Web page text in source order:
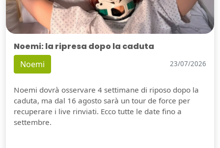
Noemi: la ripresa dopo la caduta
Noemi 23/07/2026
Noemi dovrà osservare 4 settimane di riposo dopo la
caduta, ma dal 16 agosto sarà un tour de force per
recuperare i live rinviati. Ecco tutte le date fino a
settembre.